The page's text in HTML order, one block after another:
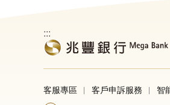
:::
客服專區 客戶申訴服務 智